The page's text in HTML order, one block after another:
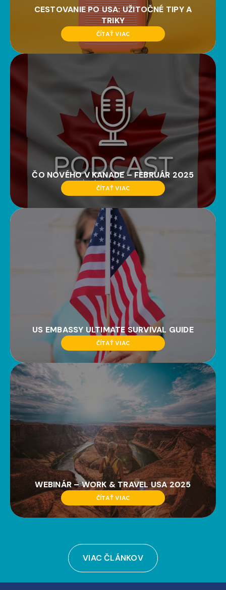
CESTOVANIE PO USA: UŽITOČNÉ TIPY A
TRIKY
ČÍTAŤ VIAC
ČO NOVÉHO V KANADE – FEBRUÁR 2025
ČÍTAŤ VIAC
US EMBASSY ULTIMATE SURVIVAL GUIDE
ČÍTAŤ VIAC
WEBINÁR – WORK & TRAVEL USA 2025
ČÍTAŤ VIAC
VIAC ČLÁNKOV